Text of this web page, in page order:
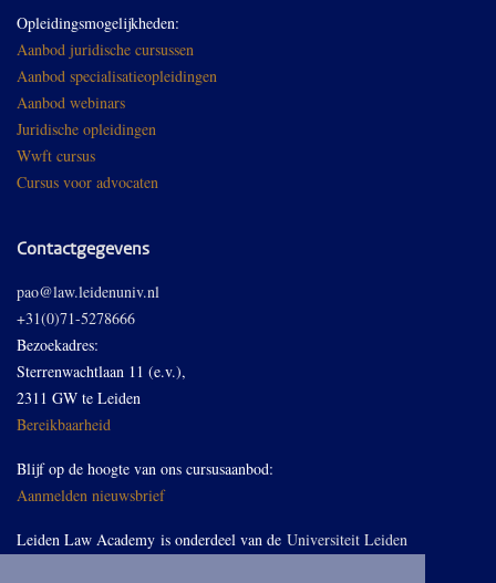
Opleidingsmogelijkheden:
Aanbod juridische cursussen
Aanbod specialisatieopleidingen
Aanbod webinars
Juridische opleidingen
Wwft cursus
Cursus voor advocaten
Contactgegevens
pao@law.leidenuniv.nl
+31(0)71-5278666
Bezoekadres:
Sterrenwachtlaan 11 (e.v.),
2311 GW te Leiden
Bereikbaarheid
Blijf op de hoogte van ons cursusaanbod:
Aanmelden nieuwsbrief
Leiden Law Academy is onderdeel van de Universiteit Leiden